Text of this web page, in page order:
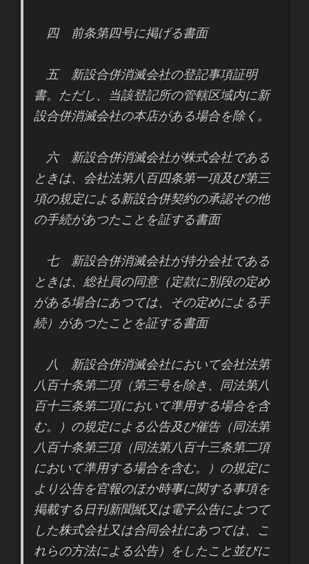
四 前条第四号に掲げる書面
五 新設合併消滅会社の登記事項証明
書。ただし、当該登記所の管轄区域内に新
設合併消滅会社の本店がある場合を除く。
六 新設合併消滅会社が株式会社である
ときは、会社法第八百四条第一項及び第三
項の規定による新設合併契約の承認その他
の手続があつたことを証する書面
七 新設合併消滅会社が持分会社である
ときは、総社員の同意（定款に別段の定め
がある場合にあつては、その定めによる手
続）があつたことを証する書面
八 新設合併消滅会社において会社法第
八百十条第二項（第三号を除き、同法第八
百十三条第二項において準用する場合を含
む。）の規定による公告及び催告（同法第
八百十条第三項（同法第八百十三条第二項
において準用する場合を含む。）の規定に
より公告を官報のほか時事に関する事項を
掲載する日刊新聞紙又は電子公告によつて
した株式会社又は合同会社にあつては、こ
れらの方法による公告）をしたこと並びに